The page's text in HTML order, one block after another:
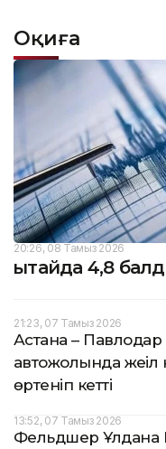
Оқиға
20:26, 08 Тамыз 2026
Қытайда 4,8
21:23, 07 Тамыз 2026
Астана – Павлодар
автожолында жеңіл
өртеніп кетті
13:52, 07 Тамыз 2026
Фельдшер Ұлдана